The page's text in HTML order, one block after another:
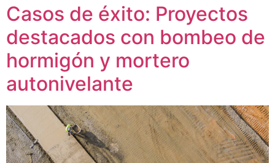
Casos de éxito: Proyectos
destacados con bombeo de
hormigón y mortero
autonivelante